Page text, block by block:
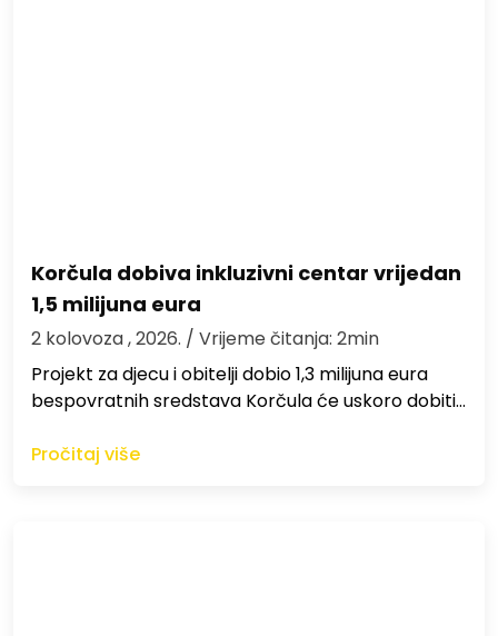
Korčula dobiva inkluzivni centar vrijedan
1,5 milijuna eura
2 kolovoza , 2026. / Vrijeme čitanja: 2min
Projekt za djecu i obitelji dobio 1,3 milijuna eura
bespovratnih sredstava Korčula će uskoro dobiti…
Pročitaj više